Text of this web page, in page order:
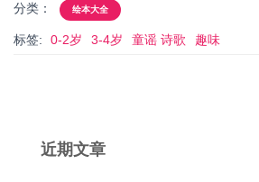
分类： 绘本大全
标签: 0-2岁 3-4岁 童谣 诗歌 趣味
近期文章